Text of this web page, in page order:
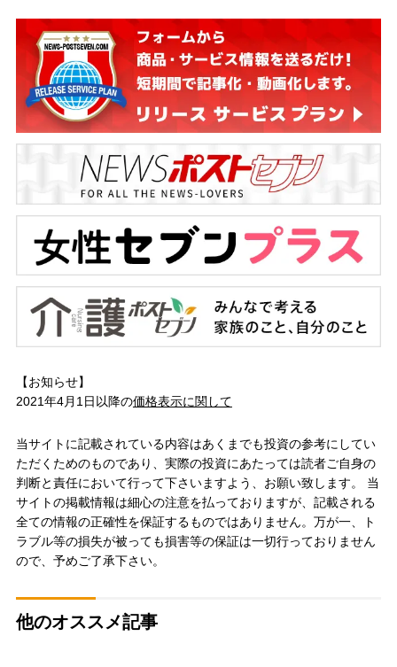
【お知らせ】
2021年4月1日以降の価格表示に関して
当サイトに記載されている内容はあくまでも投資の参考にしてい
ただくためのものであり、実際の投資にあたっては読者ご自身の
判断と責任において行って下さいますよう、お願い致します。 当
サイトの掲載情報は細心の注意を払っておりますが、記載される
全ての情報の正確性を保証するものではありません。万が一、ト
ラブル等の損失が被っても損害等の保証は一切行っておりません
ので、予めご了承下さい。
他のオススメ記事